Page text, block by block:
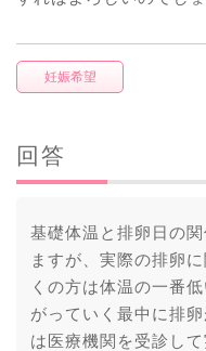
妊娠希望
回答
基礎体温と排卵日の
ますが、実際の排卵
くの方は体温の一番
がっていく最中に排
は医療機関を受診し